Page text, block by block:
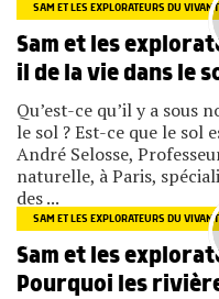
SAM ET LES EXPLORATEURS DU VIVANT
Sam et les
il de la vie dans le
Qu’est-ce qu’il y a sous
le sol ? Est-ce que le sol
André Selosse,
naturelle, à Paris,
des ...
SAM ET LES EXPLORATEURS DU VIVANT
Sam et les
Pourquoi les